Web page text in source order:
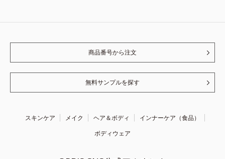
商品番号から注文
無料サンプルを探す
スキンケア メイク ヘア＆ボディ
インナーケア（食品）
ボディウェア